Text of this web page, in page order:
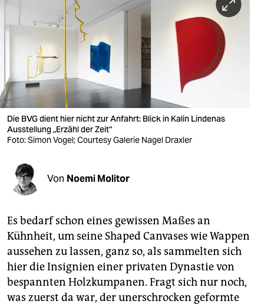
berlin
nord
wahrheit
verlag
verlag
veranstaltungen
shop
fragen & hilfe
abo
genossenschaft
epaper login
Die BVG dient hier nicht zur Anfahrt: Blick in Kalin Lindenas
Ausstellung „Erzähl der Zeit“
Foto: Simon Vogel; Courtesy Galerie Nagel Draxler
Von Noemi Molitor
Es bedarf schon eines gewissen Maßes an
Kühnheit, um seine Shaped Canvases wie Wappen
aussehen zu lassen, ganz so, als sammelten sich
hier die Insignien einer privaten Dynastie von
bespannten Holzkumpanen. Fragt sich nur noch,
was zuerst da war, der unerschrocken geformte